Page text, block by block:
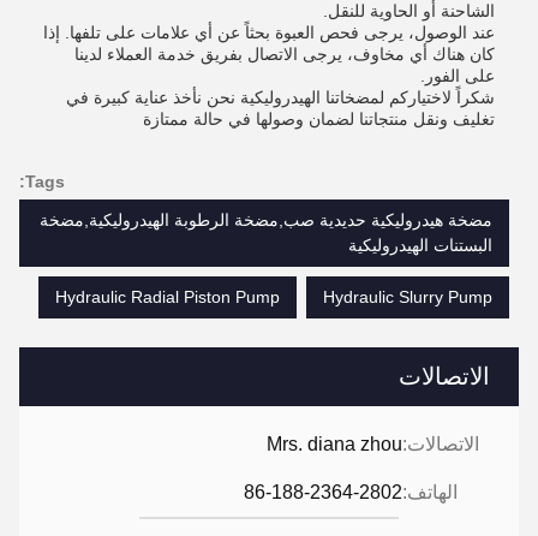
الاتصالات
الاتصالات:Mrs. diana zhou
الهاتف:86-188-2364-2802
الشاحنة أو الحاوية للنقل.
عند الوصول، يرجى فحص العبوة بحثاً عن أي علامات على تلفها. إذا
كان هناك أي مخاوف، يرجى الاتصال بفريق خدمة العملاء لدينا
على الفور.
شكراً لاختياركم لمضخاتنا الهيدروليكية نحن نأخذ عناية كبيرة في
تغليف ونقل منتجاتنا لضمان وصولها في حالة ممتازة
Tags:
مضخة هيدروليكية حديدية صب,مضخة الرطوبة الهيدروليكية,مضخة
البستنات الهيدروليكية
Hydraulic Slurry Pump
Hydraulic Radial Piston Pump